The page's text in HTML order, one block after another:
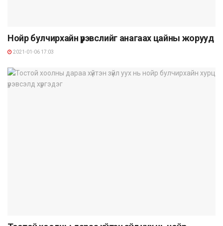
Нойр булчирхайн үрэвслийг анагаах цайны жорууд
2021-01-06 17:03